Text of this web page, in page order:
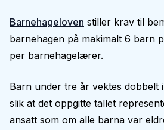
Barnehageloven stiller krav til
barnehagen på makimalt 6 barn
per barnehagelærer.
Barn under tre år vektes dobbelt
slik at det oppgitte tallet
ansatt som om alle barna var